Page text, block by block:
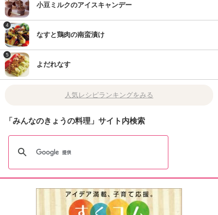
小豆ミルクのアイスキャンデー
4
なすと鶏肉の南蛮漬け
5
よだれなす
人気レシピランキングをみる
「みんなのきょうの料理」サイト内検索